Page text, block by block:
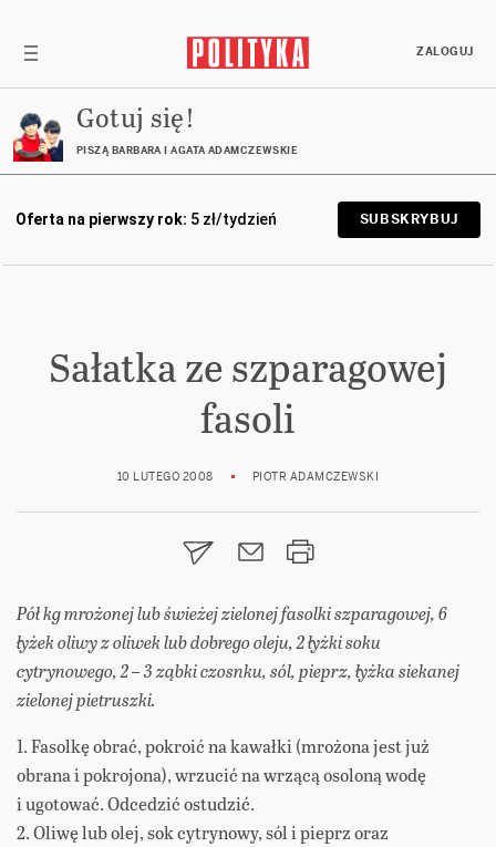
ZALOGUJ
Gotuj się!
PISZĄ BARBARA I AGATA ADAMCZEWSKIE
Oferta na pierwszy rok: 5 zł/tydzień SUBSKRYBUJ
Sałatka ze szparagowej
fasoli
10 LUTEGO 2008 PIOTR ADAMCZEWSKI
Pół kg mrożonej lub świeżej zielonej fasolki szparagowej, 6
łyżek oliwy z oliwek lub dobrego oleju, 2 łyżki soku
cytrynowego, 2 – 3 ząbki czosnku, sól, pieprz, łyżka siekanej
zielonej pietruszki.
1. Fasolkę obrać, pokroić na kawałki (mrożona jest już
obrana i pokrojona), wrzucić na wrzącą osoloną wodę
i ugotować. Odcedzić ostudzić.
2. Oliwę lub olej, sok cytrynowy, sól i pieprz oraz